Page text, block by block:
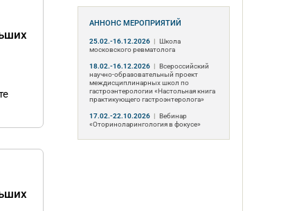
АННОНС МЕРОПРИЯТИЙ
25.02.-16.12.2026 | Школа
московского ревматолога
18.02.-16.12.2026 | Всероссийский
научно-образовательный проект
междисциплинарных школ по
гастроэнтерологии «Настольная книга
практикующего гастроэнтеролога»
17.02.-22.10.2026 | Вебинар
«Оториноларингология в фокусе»